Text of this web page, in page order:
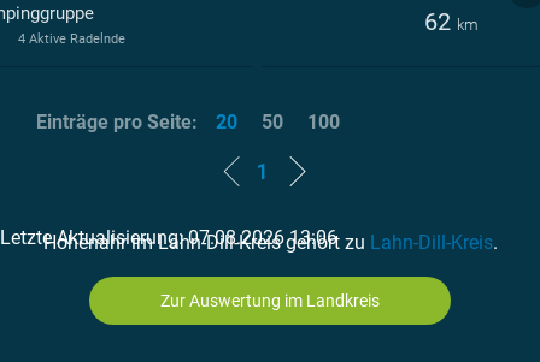
62 km
4 Aktive Radelnde
1
Letzte Aktualisierung: 07.08.2026 13:06
Einträge pro Seite: 20 50 100
Hohenahr im Lahn-Dill-Kreis gehört zu Lahn-Dill-Kreis.
Zur Auswertung im Landkreis